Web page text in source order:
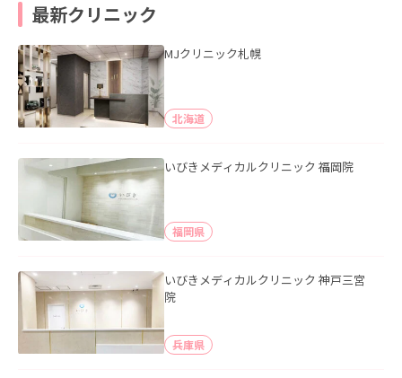
最新クリニック
MJクリニック札幌
北海道
いびきメディカルクリニック 福岡院
福岡県
いびきメディカルクリニック 神戸三宮
院
兵庫県